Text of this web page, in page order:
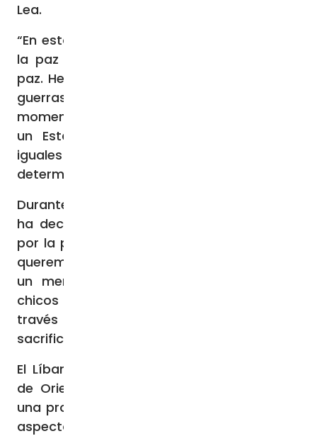
Lea.
“En estos momentos, es crucial cantar por
la paz y decir basta: merecemos vivir en
paz. Hemos hecho tantos sacrificios, vivido
guerras y sufrimientos. Ahora es el
momento de reconstruir nuestro país con
un Estado fuerte, donde todos seamos
iguales ante la ley”, afirma Lea con
determinación.
Durante uno de los últimos conciertos, Lea
ha declarado: “Cantar es nuestra plegaria
por la paz. Incluso con dolor en el corazón,
queremos demostrar que es posible llevar
un mensaje positivo al mundo. Nuestros
chicos no sólo cantan, sino que cuentan a
través de la música sus vidas y los
sacrificios de sus padres”.
El Líbano, conocido antaño como “la joya
de Oriente Próximo”, se enfrenta ahora a
una profunda crisis que afecta a todos los
aspectos de la vida cotidiana. “Vivimos con